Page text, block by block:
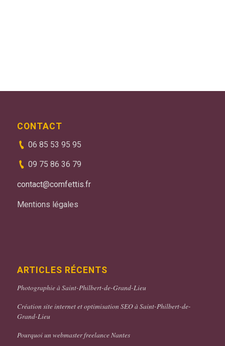
CONTACT
06 85 53 95 95
09 75 86 36 79
contact@comfettis.fr
Mentions légales
ARTICLES RÉCENTS
Photographie à Saint-Philbert-de-Grand-Lieu
Création site internet et optimisation SEO à Saint-Philbert-de-
Grand-Lieu
Pourquoi un webmaster freelance Nantes